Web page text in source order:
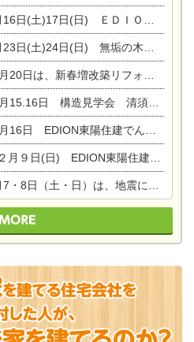
日) ＥＤＩＯＮ東陽住建でんき館 総決算まつり
)24日(日) 無垢の木の家 完成見学会
築リフォームまつり＆家の修理祭り＆家電まつりです。
日 構造見学会 清須市西枇杷島町弁天
東陽住建でんき OPEN第二弾イベント！！
東陽住建でんき館プレＯＰＥＮ！＆家の修理まつり
暮らしを楽しむ東濃ひのきの平屋の家体験見学会を開催します。ぜひお越しください。